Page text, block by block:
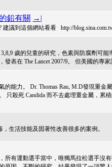
鉛有關 →|
議到這個網站看看 http://
歲的兒童的研究，色素與防腐劑可
表在 The Lancet 2007/9。 但美國的專
能力。 Dr. Thomas Rau, M.D發現重
只殺死 Candida 而不去處理重金屬，累
，生活技能及固著性改善很多的案例。
所有運動選手當中，唯獨馬拉松選手沒